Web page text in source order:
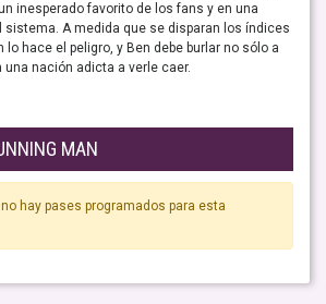
inesperado favorito de los fans y en una
sistema. A medida que se disparan los índices
lo hace el peligro, y Ben debe burlar no sólo a
una nación adicta a verle caer.
MAN
hay pases programados para esta